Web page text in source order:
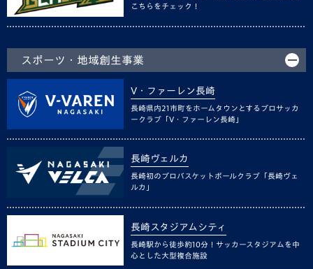
こちらをチェック！
スポーツ・地域創生事業
V・ファーレン長崎
長崎県内21市町をホームタウンとするプロサッカ
ークラブ「V・ファーレン長崎」
長崎ヴェルカ
長崎初のプロバスケットボールクラブ「長崎ヴェ
ルカ」
長崎スタジアムシティ
長崎駅から徒歩約10分！サッカースタジアムを中
心とした大型複合施設